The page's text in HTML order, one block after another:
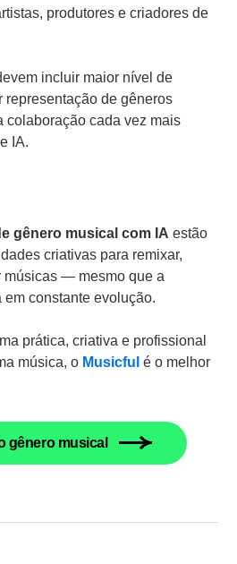
produtores e criadores de
incluir maior nível de
representação de gêneros
colaboração cada vez mais
IA.
gênero musical com IA estão
criativas para remixar,
músicas — mesmo que a
constante evolução.
prática, criativa e profissional
música, o Musicful é o melhor
gênero musical